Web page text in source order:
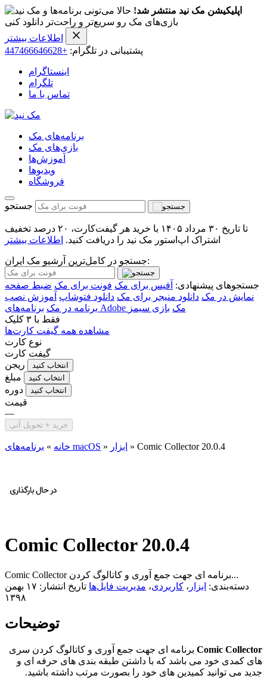
اپلیکیشن مک نید منتشر شد! حالا می‌تونی برنامه‌ها و
بازی‌های مک رو سریع‌تر و راحت‌تر دانلود کنی
اطلاعات بیشتر
پشتیبانی در تلگرام: +447466646628
اینستاگرام
تلگرام
تماس با ما
برنامه‌های مک
بازی‌های مک
آموزش‌ها
ویدیو‌ها
فروشگاه
جستجو
تا تاریخ ۳۰ مرداد ۱۴۰۵ با خرید هر گیفت‌کارت، ۲۰ درصد تخفیف
اشتراک اپ‌استور مک نید را دریافت کنید. اطلاعات بیشتر
جستجو در کامل‌ترین آرشیو مک ایران:
جستجوهای پیشنهادی: آفیس برای مک فونت برای مک ضبط صفحه
نمایش در مک دانلود منیجر برای مک دانلود فتوشاپ آموزش نصب
برنامه در مک
برنامه‌های Adobe مک بازی سیمز
فقط با ۳ کلیک
مشاهده همه گیفت کارت‌ها
نوع کارت
گیفت کارت
ریجن
انتخاب کنید
مبلغ انتخاب کنید
دوره انتخاب کنید
قیمت
—
خرید + تحویل آنی
خانه » برنامه‌های macOS » ابزار » Comic Collector 20.0.4
Comic Collector 20.0.4
Comic Collector برنامه ای جهت جمع آوری و کاتالوگ کردن...
دسته‌بندی: ابزار ، کاربردی، مدیریت فایل‌ها
تاریخ انتشار: ۱۷ بهمن
۱۳۹۸
توضیحات
Comic Collector برنامه ای جهت جمع آوری و کاتالوگ کردن سری
های کمدی خود می باشد که با داشتن طبقه بندی های حرفه ای و
جدید می توانید کمیدین های خود را بصورت مرتب داشته باشید.